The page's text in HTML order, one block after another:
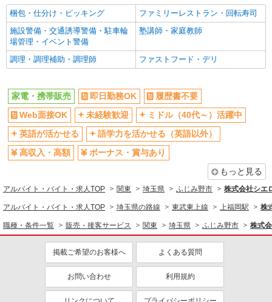
車通勤OK
バイク通勤OK
交通費支給
社会保険あり
入社祝い金あり
ティブなど）あり
制服貸与
社員登用あり
同じ職種から求人を探す
販売・接客サービス
家電・携帯販売
同じ特徴から求人を探す
ミドル（40代～）活躍中
英語が活かせる
ボーナス・賞与あり
日払い
車通勤OK
交通費支給
社会保険あり
社員登用あり
梱包・仕分け・ピッキング
ファミリーレストラン・回転寿司
施設警備・交通誘導警備・駐車輪
場管理・イベント警備
塾講師・家庭教師
調理・調理補助・調理師 ファストフード・デリ
家電・携帯販売 即日勤務OK
履歴書不要
Web面接OK
未経験歓迎
ミドル（40代～）活躍中
英語が活かせる
語学力を活かせる（英語以外）
高収入・高額
ボーナス・賞与あり
もっと見る
アルバイト・バイト・求人TOP 関東 埼玉県 ふじみ野市 株式会社シエ
アルバイト・バイト・求人TOP 埼玉県の路線 東武東上線 上福岡駅 株
職種・条件一覧 販売・接客サービス 関東 埼玉県 ふじみ野市 株式
掲載ご希望のお客様へ よくある質問
お問い合わせ 利用規約